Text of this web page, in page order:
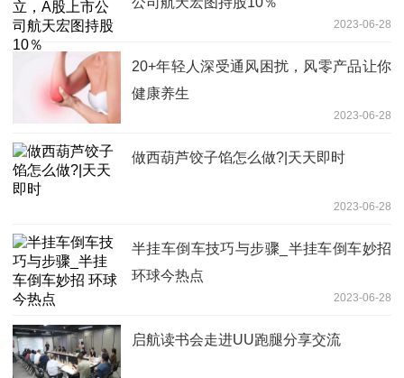
2023-06-28
20+年轻人深受通风困扰，风零产品让你
健康养生
2023-06-28
做西葫芦饺子馅怎么做?|天天即时
2023-06-28
半挂车倒车技巧与步骤_半挂车倒车妙招
环球今热点
2023-06-28
​启航读书会走进UU跑腿分享交流